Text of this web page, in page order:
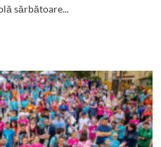
sărbătoare...